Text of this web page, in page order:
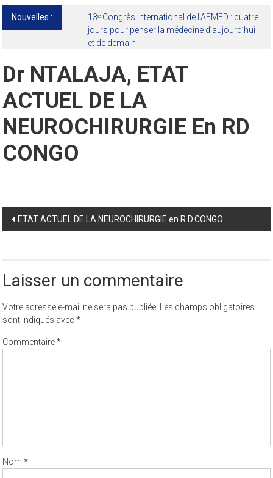
Nouvelles :
13ᵉ Congrès international de l’AFMED : quatre
jours pour penser la médecine d’aujourd’hui
et de demain
Dr NTALAJA, ETAT
ACTUEL DE LA
NEUROCHIRURGIE En RD
CONGO
Post
ETAT ACTUEL DE LA NEUROCHIRURGIE en R.D.CONGO
Laisser un commentaire
Votre adresse e-mail ne sera pas publiée. Les champs obligatoires
sont indiqués avec*
Commentaire*
Nom*